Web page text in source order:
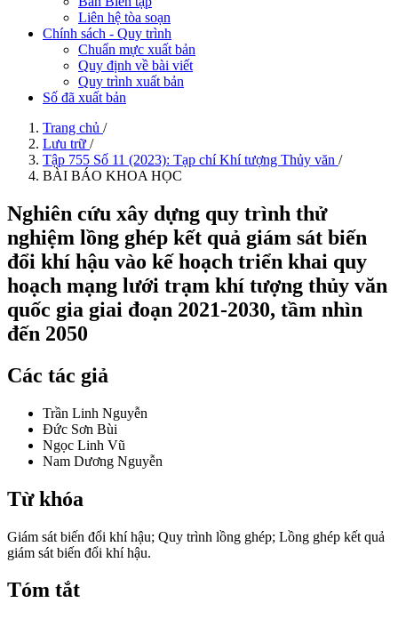
Liên hệ tòa soạn
Chính sách - Quy trình
Chuẩn mực xuất bản
Quy định về bài viết
Quy trình xuất bản
Số đã xuất bản
Trang chủ /
Lưu trữ /
Tập 755 Số 11 (2023): Tạp chí Khí tượng Thủy văn /
BÀI BÁO KHOA HỌC
Nghiên cứu xây dựng quy trình thử
nghiệm lồng ghép kết quả giám sát biến
đổi khí hậu vào kế hoạch triển khai quy
hoạch mạng lưới trạm khí tượng thủy văn
quốc gia giai đoạn 2021-2030, tầm nhìn
đến 2050
Các tác giả
Trần Linh Nguyễn
Đức Sơn Bùi
Ngọc Linh Vũ
Nam Dương Nguyễn
Từ khóa
Giám sát biến đổi khí hậu; Quy trình lồng ghép; Lồng ghép kết quả
giám sát biến đổi khí hậu.
Tóm tắt